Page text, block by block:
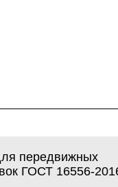
передвижных
ГОСТ 16556-